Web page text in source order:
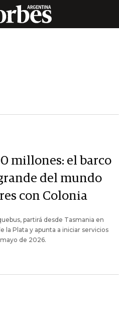
millones: el barco
del mundo
con Colonia
partirá desde Tasmania en
la Plata y apunta a iniciar servicios
de 2026.